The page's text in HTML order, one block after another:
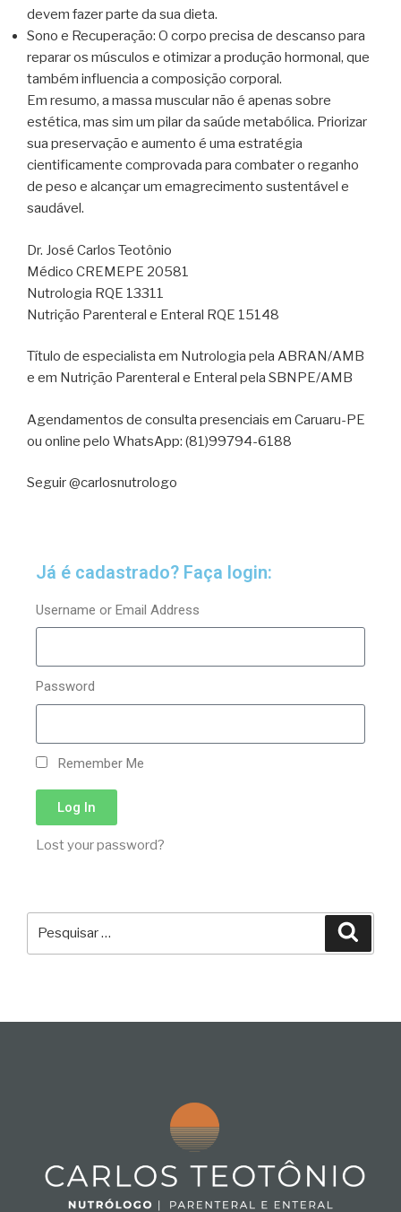
devem fazer parte da sua dieta.
Sono e Recuperação: O corpo precisa de descanso para
reparar os músculos e otimizar a produção hormonal, que
também influencia a composição corporal.
Em resumo, a massa muscular não é apenas sobre
estética, mas sim um pilar da saúde metabólica. Priorizar
sua preservação e aumento é uma estratégia
cientificamente comprovada para combater o reganho
de peso e alcançar um emagrecimento sustentável e
saudável.
Dr. José Carlos Teotônio
Médico CREMEPE 20581
Nutrologia RQE 13311
Nutrição Parenteral e Enteral RQE 15148
Título de especialista em Nutrologia pela ABRAN/AMB
e em Nutrição Parenteral e Enteral pela SBNPE/AMB
Agendamentos de consulta presenciais em Caruaru-PE
ou online pelo WhatsApp: (81)99794-6188
Seguir @carlosnutrologo
Já é cadastrado? Faça login:
Username or Email Address
Password
Remember Me
Log In
Lost your password?